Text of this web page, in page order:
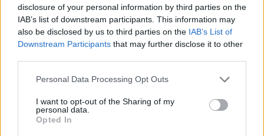
disclosure of your personal information by third parties on the
IAB’s list of downstream participants. This information may
also be disclosed by us to third parties on the IAB’s List of
Downstream Participants that may further disclose it to other
Personal Data Processing Opt Outs
I want to opt-out of the Sharing of my
personal data.
Opted In
Αφιερωμένο στην
Google
20/11/2017 - 02:00
"Αστακός" η πύλη του
Ρουβίκωνα
20/11/2017 - 02:00